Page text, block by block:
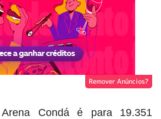
Remover Anúncios?
Condá é para 19.351